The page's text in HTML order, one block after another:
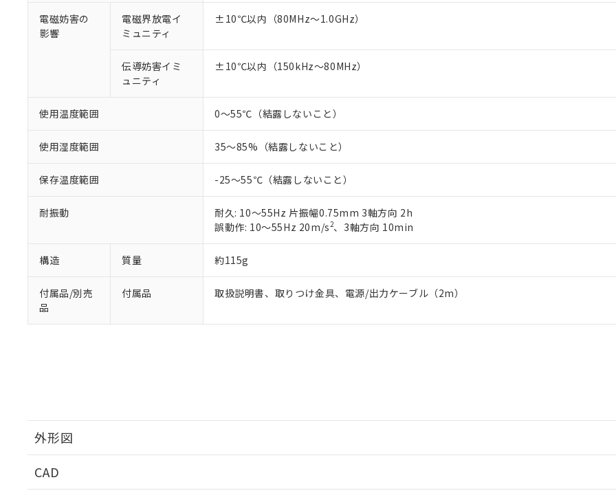
電磁妨害の
影響
電磁界放電イ
ミュニティ
±10℃以内（80MHz～1.0GHz）
伝導妨害イミ
ュニティ
±10℃以内（150kHz～80MHz）
使用温度範囲 0～55℃（結露しないこと）
使用湿度範囲 35～85%（結露しないこと）
保存温度範囲 -25～55℃（結露しないこと）
耐振動
耐久: 10～55Hz 片振幅0.75mm 3軸方向 2h
誤動作: 10～55Hz 20m/s2、3軸方向 10min
構造 質量 約115g
付属品/別売
品
付属品 取扱説明書、取りつけ金具、電源/出力ケーブル（2m）
外形図
CAD
当社販売員にご相談ください。
マイパーツ機能（部品リスト作成サービス）をご利用いただくには、I-Webメンバ
お客様が当ウェブサイト上で当社にご登録された部品リストについて、当社および
が、当社の製品・サービスに関するお客様との取引・商談に必要な範囲で利用する
さい。
※当社の共同利用者とは、
※2 対応予定月
※3 非含有証明書ダウンロード
下記の非含有証明書をダウンロードすることができます。
EU RoHS指令（10物質）の非含有証明書
51物質の非含有証明書（当社基準）
混在することから備考欄に対応日を記載しておりました。
既に当社にて対応品への在庫切替を完了していることから、特段のことがない限り、
り割愛しております。
「ｅ」：有害物質（10物質）のすべてが基準値以下であることを示します。
当社は、貴社製品を第三者に販売する場合は、上記1、2および3の内容を当該第三
△ 一定数には満たないが在庫あり
－
在庫なし(最新の在庫状況については、お客様のお取引先、またはお客様担当
機器販売店・当社販売員にご確認ください)
空
白
受注生産機種、また在庫状況の情報を公開していない機種